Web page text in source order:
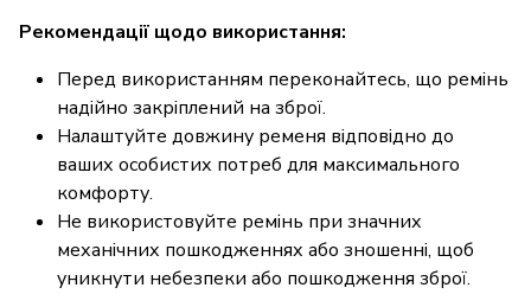
Рекомендації щодо використання:
Перед використанням переконайтесь, що ремінь
надійно закріплений на зброї.
Налаштуйте довжину ременя відповідно до
ваших особистих потреб для максимального
комфорту.
Не використовуйте ремінь при значних
механічних пошкодженнях або зношенні, щоб
уникнути небезпеки або пошкодження зброї.